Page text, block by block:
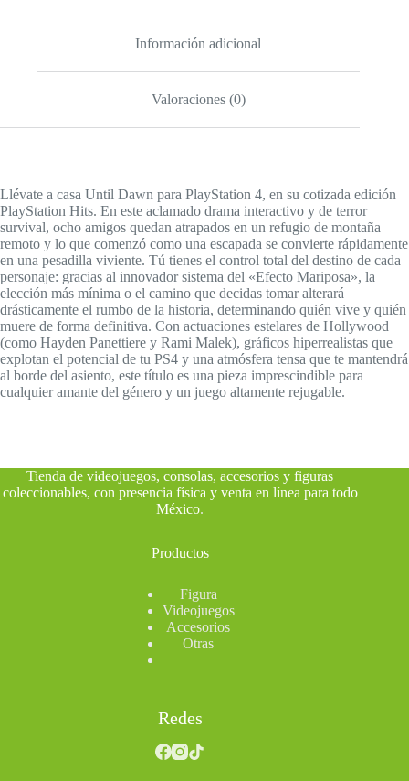
Información adicional
Valoraciones (0)
Llévate a casa Until Dawn para PlayStation 4, en su cotizada edición
PlayStation Hits. En este aclamado drama interactivo y de terror
survival, ocho amigos quedan atrapados en un refugio de montaña
remoto y lo que comenzó como una escapada se convierte rápidamente
en una pesadilla viviente. Tú tienes el control total del destino de cada
personaje: gracias al innovador sistema del «Efecto Mariposa», la
elección más mínima o el camino que decidas tomar alterará
drásticamente el rumbo de la historia, determinando quién vive y quién
muere de forma definitiva. Con actuaciones estelares de Hollywood
(como Hayden Panettiere y Rami Malek), gráficos hiperrealistas que
explotan el potencial de tu PS4 y una atmósfera tensa que te mantendrá
al borde del asiento, este título es una pieza imprescindible para
cualquier amante del género y un juego altamente rejugable.
Tienda de videojuegos, consolas, accesorios y figuras
coleccionables, con presencia física y venta en línea para todo
México.
Productos
Figura
Videojuegos
Accesorios
Otras
Redes